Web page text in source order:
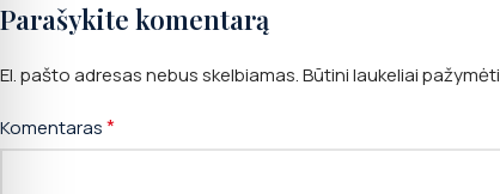
Parašykite komentarą
El. pašto adresas nebus skelbiamas.Būtini laukeliai pažymėti
Komentaras*